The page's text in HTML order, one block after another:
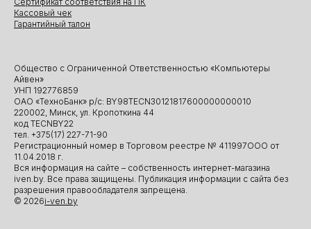
Общество с Ограниченной Ответственностью «Компьютеры
Айвен»
УНП 192776859
ОАО «ТехноБанк» р/с: BY98TECN30121817600000000010
220002, Минск, ул. Кропоткина 44
код TECNBY22
тел. +375(17) 227-71-90
Регистрационный номер в Торговом реестре № 411997ООО от
11.04.2018 г.
Вся информация на сайте – собственность интернет-магазина
iven.by. Все права защищены. Публикация информации с сайта без
разрешения правообладателя запрещена.
© 2026i-ven.by
Кассовый чек
Гарантийный талон